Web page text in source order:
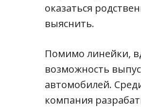
оказаться
выяснить.
Помимо линейки,
возможность
автомобилей.
компания